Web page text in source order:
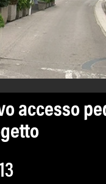
accesso